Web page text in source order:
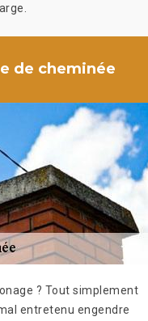
de cheminée
? Tout simplement
entretenu engendre